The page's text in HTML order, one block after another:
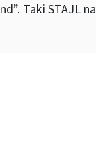
Taki STAJL na